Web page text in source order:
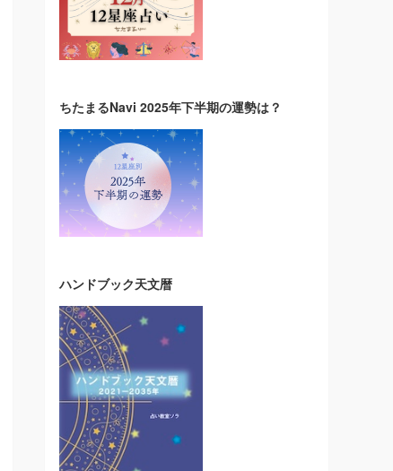
ちたまるNavi 2025年下半期の運勢は？
ハンドブック天文暦